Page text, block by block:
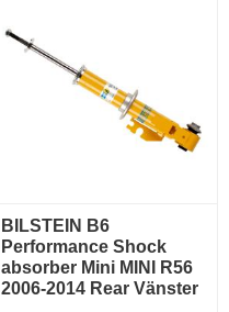
BILSTEIN B6
Performance Shock
absorber Mini MINI R56
2006-2014 Rear Vänster